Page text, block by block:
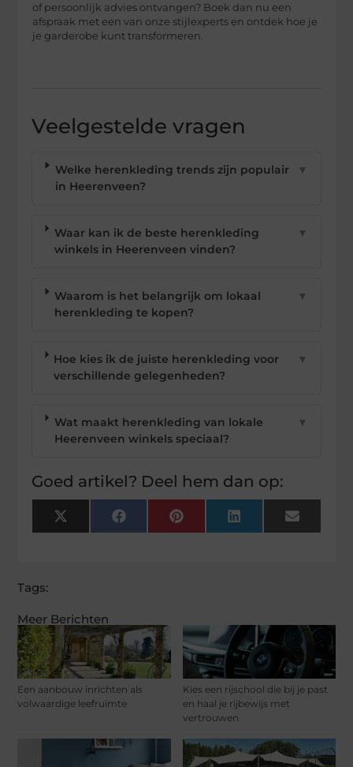
Meer Berichten
Een aanbouw inrichten als
volwaardige leefruimte
Kies een rijschool die bij je past
en haal je rijbewijs met
vertrouwen
of persoonlijk advies ontvangen? Boek dan nu een
afspraak met een van onze stijlexperts en ontdek hoe je
je garderobe kunt transformeren.
Veelgestelde vragen
Welke herenkleding trends zijn populair
in Heerenveen?
▼
Waar kan ik de beste herenkleding
winkels in Heerenveen vinden?
▼
Waarom is het belangrijk om lokaal
herenkleding te kopen?
▼
Hoe kies ik de juiste herenkleding voor
verschillende gelegenheden?
▼
Wat maakt herenkleding van lokale
Heerenveen winkels speciaal?
▼
Goed artikel? Deel hem dan op:
X
(Twitter)
FacebookPinterest LinkedIn Email
Tags: